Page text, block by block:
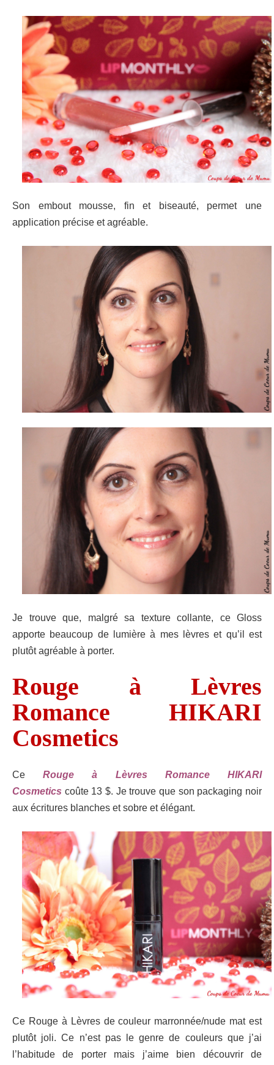
Son embout mousse, fin et biseauté, permet une
application précise et agréable.
Je trouve que, malgré sa texture collante, ce Gloss
apporte beaucoup de lumière à mes lèvres et qu’il est
plutôt agréable à porter.
Rouge à Lèvres
Romance HIKARI
Cosmetics
CeRouge à Lèvres Romance HIKARI
Cosmetics coûte 13 $. Je trouve que son packaging noir
aux écritures blanches et sobre et élégant.
Ce Rouge à Lèvres de couleur marronnée/nude mat est
plutôt joli. Ce n’est pas le genre de couleurs que j’ai
l’habitude de porter mais j’aime bien découvrir de